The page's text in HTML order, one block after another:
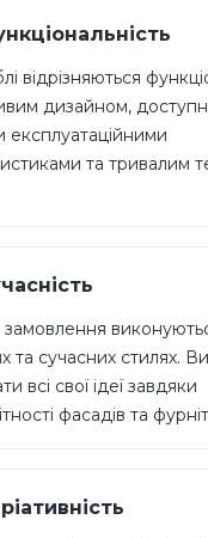
відрізняються
дизайном,
експлуатаційними
та тривалим
та сучасних стилях.
всі свої ідеї завдяки
фасадів та